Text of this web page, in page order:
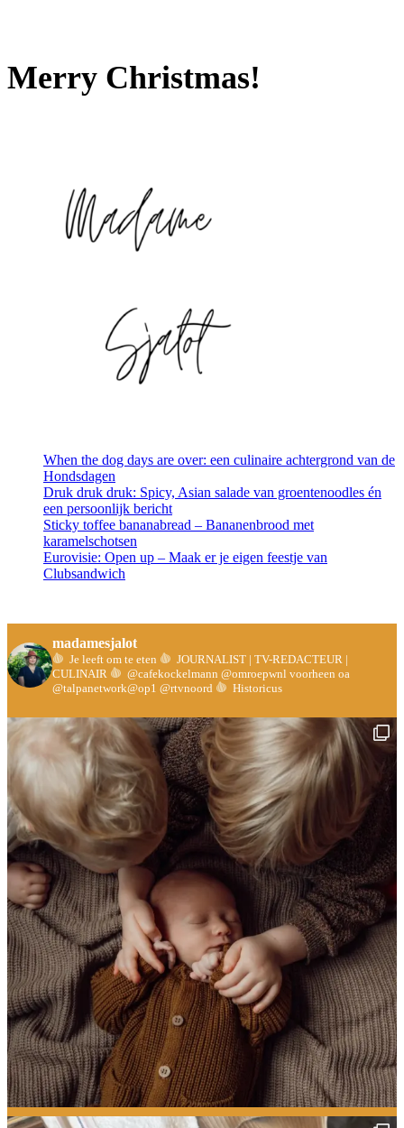
Merry Christmas!
When the dog days are over: een culinaire achtergrond van de
Hondsdagen
Druk druk druk: Spicy, Asian salade van groentenoodles én
een persoonlijk bericht
Sticky toffee bananabread – Bananenbrood met
karamelschotsen
Eurovisie: Open up – Maak er je eigen feestje van
Clubsandwich
madamesjalot
Je leeft om te eten
JOURNALIST | TV-REDACTEUR |
CULINAIR
@cafekockelmann @omroepwnl voorheen oa
@talpanetwork@op1 @rtvnoord
Historicus